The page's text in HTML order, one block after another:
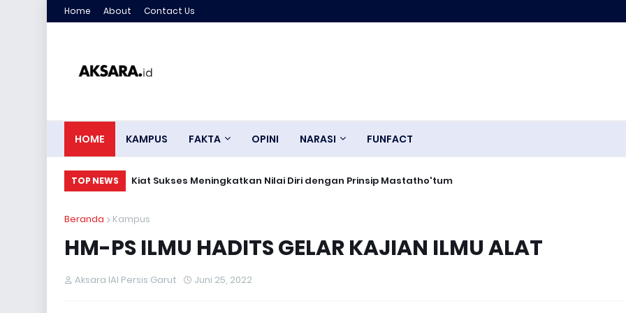
Home About Contact Us
HOME KAMPUS FAKTA OPINI NARASI FUNFACT
TOP NEWS Kiat Sukses Meningkatkan Nilai Diri dengan Prinsip Mastatho'tum
Mengajar dengan Hati, Berkarya dengan Aksi : Refleksi ekoteologi dalam Ruang Edukasi.
Beranda Kampus
HM-PS ILMU HADITS GELAR KAJIAN ILMU ALAT
Aksara IAI Persis Garut Juni 25, 2022